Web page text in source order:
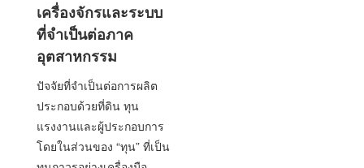
เครื่องจักรและระบบ
ที่จำเป็นต่อภาค
อุตสาหกรรม
ปัจจัยที่จำเป็นต่อการผลิต
ประกอบด้วยที่ดิน ทุน
แรงงานและผู้ประกอบการ
โดยในส่วนของ “ทุน” ที่เป็น